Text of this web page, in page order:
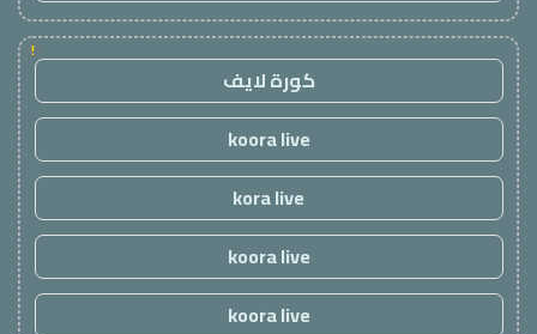
!
كورة لايف
koora live
kora live
koora live
koora live